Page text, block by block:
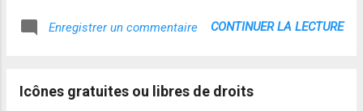
Enregistrer un commentaire CONTINUER LA LECTURE
Icônes gratuites ou libres de droits